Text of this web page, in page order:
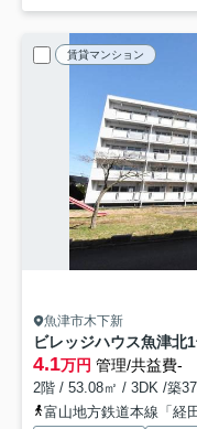
賃貸マンション
魚津市木下新
ビレッジハウス魚津北
4.1万円 管理/共益費-
2階 / 53.08㎡ / 3DK /築
富山地方鉄道本線「経